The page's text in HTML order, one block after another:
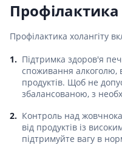
Профілактика
Профілактика холангіту
Підтримка здоров'я
споживання алкоголю,
продуктів. Щоб не
збалансованою, з
Контроль над
від продуктів із
підтримуйте вагу в